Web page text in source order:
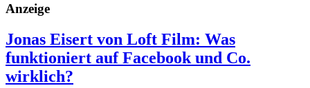
Anzeige
Jonas Eisert von Loft Film: Was
funktioniert auf Facebook und Co.
wirklich?